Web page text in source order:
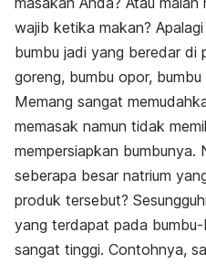
wajib ketika makan?
bumbu jadi yang beredar di
goreng, bumbu opor,
Memang sangat
memasak namun tidak
mempersiapkan bumbunya.
seberapa besar natrium
produk tersebut?
yang terdapat pada
sangat tinggi. Contohnya,